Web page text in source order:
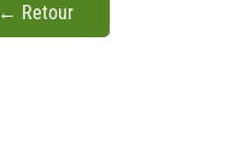
← Retour